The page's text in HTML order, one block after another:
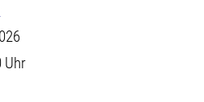
Uhr